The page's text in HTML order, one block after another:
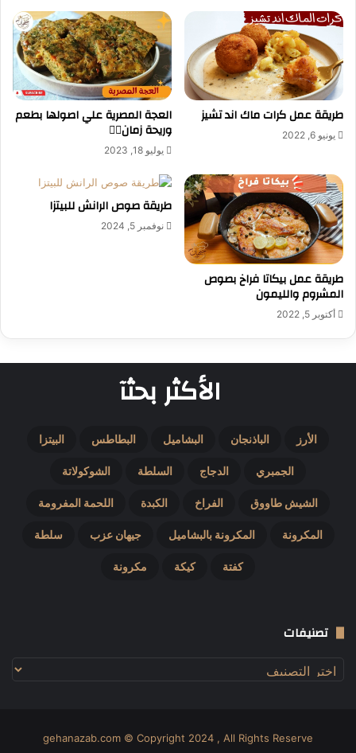
طريقة عمل كرات ماك اند تشيز
يونيو 6, 2022
العجة المصرية علي اصولها بطعم
وريحة زمان👌🏻
يوليو 18, 2023
طريقة عمل بيكاتا فراخ بصوص
المشروم والليمون
أكتوبر 5, 2022
طريقة صوص الرانش للبيتزا
نوفمبر 5, 2024
الأكثر بحثآ
الأرز الباذنجان البشاميل البطاطس البيتزا
الجمبري الدجاج السلطة الشوكولاتة
الشيش طاووق الفراخ الكبدة اللحمة المفرومة
المكرونة المكرونة بالبشاميل جيهان عزب سلطة
كفتة كيكة مكرونة
تصنيفات
تصنيفات
gehanazab.com © Copyright 2024 , All Rights Reserve